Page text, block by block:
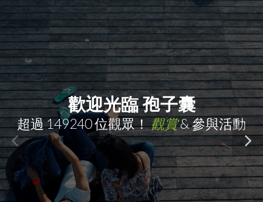
歡迎光臨 孢子囊
超過149240位觀眾！觀賞& 參與活動